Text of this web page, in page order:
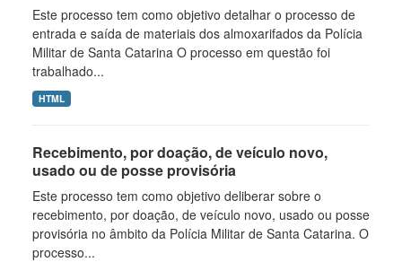
Este processo tem como objetivo detalhar o processo de
entrada e saída de materiais dos almoxarifados da Polícia
Militar de Santa Catarina O processo em questão foi
trabalhado...
HTML
Recebimento, por doação, de veículo novo,
usado ou de posse provisória
Este processo tem como objetivo deliberar sobre o
recebimento, por doação, de veículo novo, usado ou posse
provisória no âmbito da Polícia Militar de Santa Catarina. O
processo...